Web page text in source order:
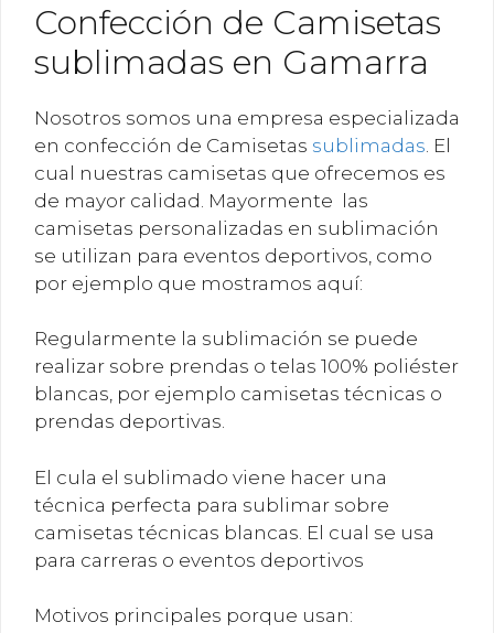
Confección de Camisetas
sublimadas en Gamarra
Nosotros somos una empresa especializada
en confección de Camisetas sublimadas . El
cual nuestras camisetas que ofrecemos es
de mayor calidad. Mayormente las
camisetas personalizadas en sublimación
se utilizan para eventos deportivos, como
por ejemplo que mostramos aquí:
Regularmente la sublimación se puede
realizar sobre prendas o telas 100% poliéster
blancas, por ejemplo camisetas técnicas o
prendas deportivas.
El cula el sublimado viene hacer una
técnica perfecta para sublimar sobre
camisetas técnicas blancas. El cual se usa
para carreras o eventos deportivos
Motivos principales porque usan: